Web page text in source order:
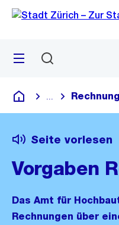
Navigation
Sprunglink
Menü
Deutsch
Blende alle
Seite vorlesen
Vorgaben
Das Amt für
Rechnungen über